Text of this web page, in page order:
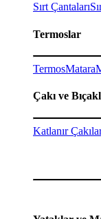
Sırt Çantaları
Termoslar
TermosMatara
Çakı ve
Katlanır